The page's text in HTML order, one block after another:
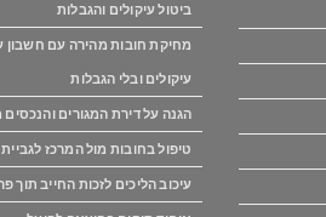
ביטול עיקולים והגבלות
מחיקת חובות מהירה עם חשבון
עיקולים ובלי הגבלות
הגנה על דירת המגורים והנכסים
טיפול בחובות מול המרכז
עיכוב הליכים לזכות החייב תוך